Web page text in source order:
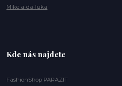
Mikela-da-luka
Kde nás najdete
FashionShop PARAZIT